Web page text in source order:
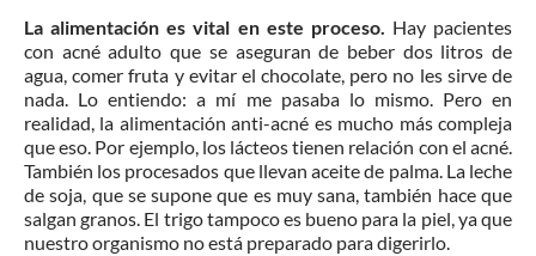
La alimentación es vital en este proceso. Hay pacientes
con acné adulto que se aseguran de beber dos litros de
agua, comer fruta y evitar el chocolate, pero no les sirve de
nada. Lo entiendo: a mí me pasaba lo mismo. Pero en
realidad, la alimentación anti-acné es mucho más compleja
que eso. Por ejemplo, los lácteos tienen relación con el acné.
También los procesados que llevan aceite de palma. La leche
de soja, que se supone que es muy sana, también hace que
salgan granos. El trigo tampoco es bueno para la piel, ya que
nuestro organismo no está preparado para digerirlo.